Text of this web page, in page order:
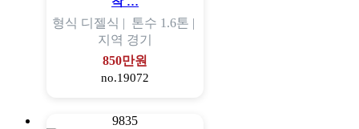
형식 디젤식 | 톤수 1.6톤 |
지역 경기
850만원
no.19072
9835